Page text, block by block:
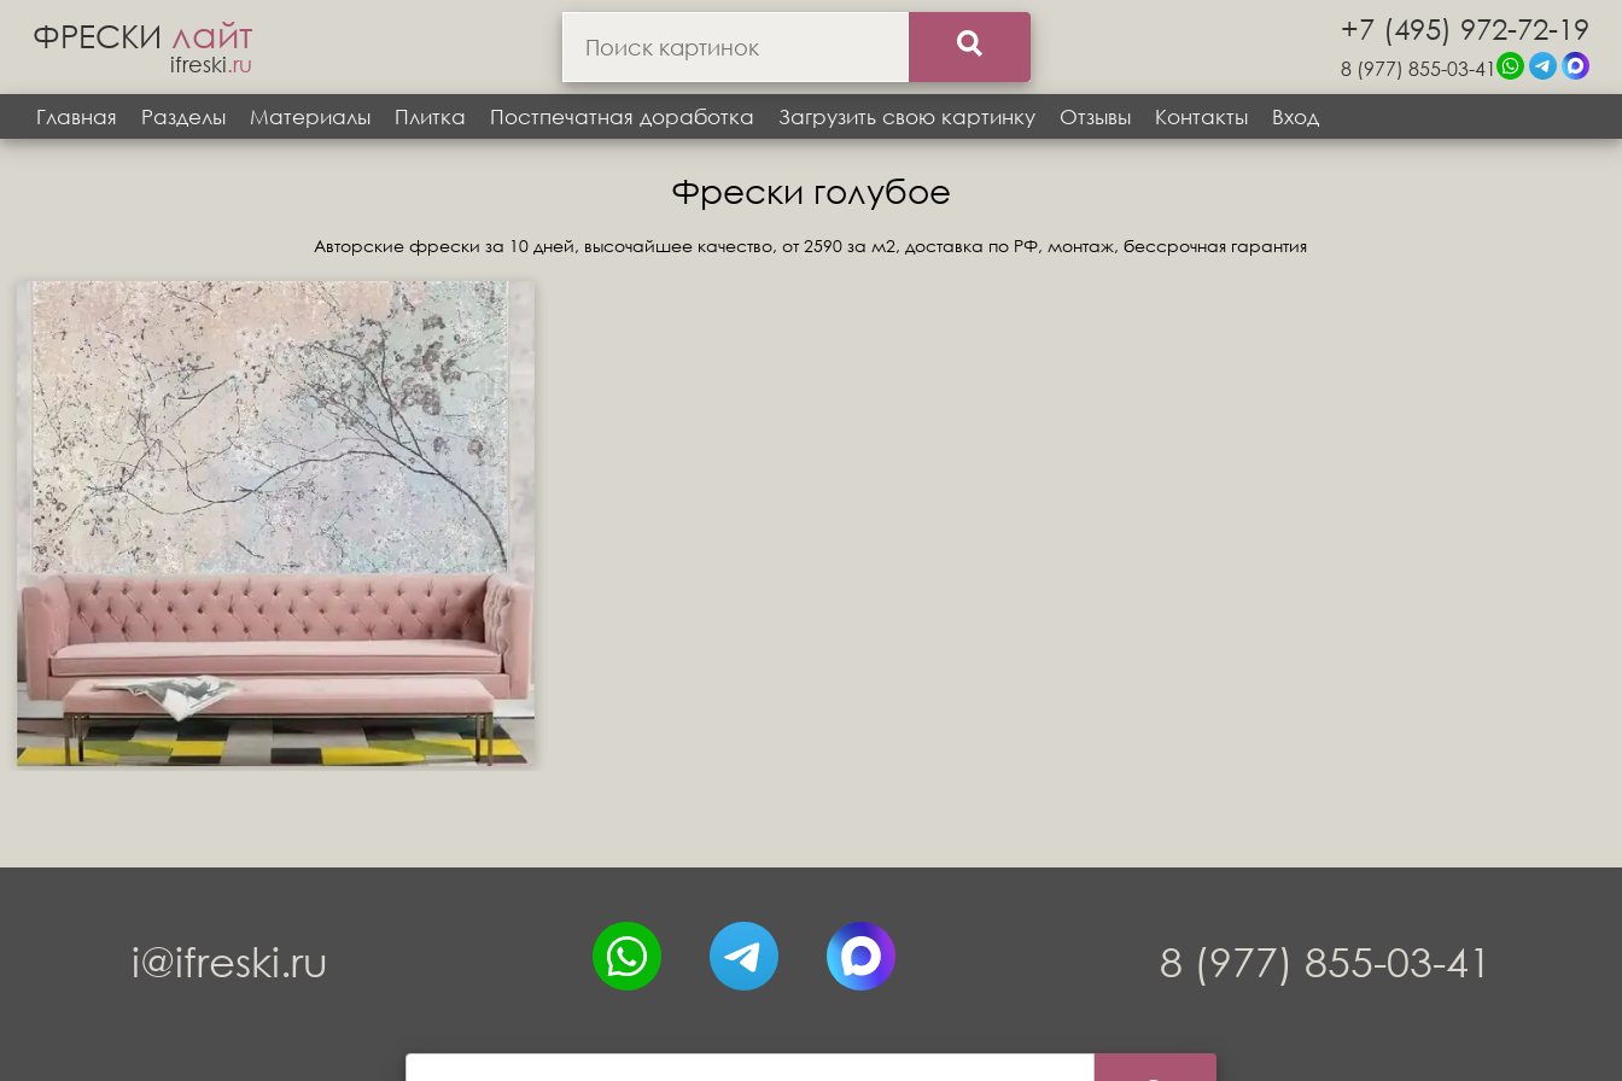
ФРЕСКИ лайт
ifreski.ru
+7 (495) 972-72-19
8 (977) 855-03-41
Главная
Разделы Материалы Плитка Постпечатная доработка Загрузить свою картинку Отзывы Контакты Вход
Фрески голубое
Авторские фрески за 10 дней, высочайшее качество, от 2590 за м2, доставка по РФ, монтаж, бессрочная гарантия
i@ifreski.ru 8 (977) 855-03-41